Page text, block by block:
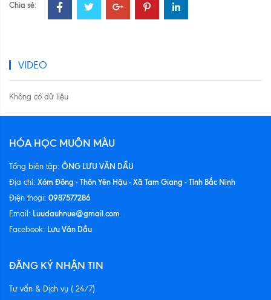
Chia sẻ:
VIDEO
Không có dữ liệu
HÓA HỌC MUÔN MÀU
Tổng biên tập: ÔNG LƯU VĂN DẦU
Địa chỉ: Xóm Đông - Thôn Yên Hậu - Xã Tam Giang - Tỉnh Bắc Ninh
Điện thoại: 0987577286
Email: Luudauhnue@gmail.com
Facebook: Lưu Văn Dầu
ĐĂNG KÝ NHẬN TIN
Tư vấn & Dịch vụ ( 24/7)